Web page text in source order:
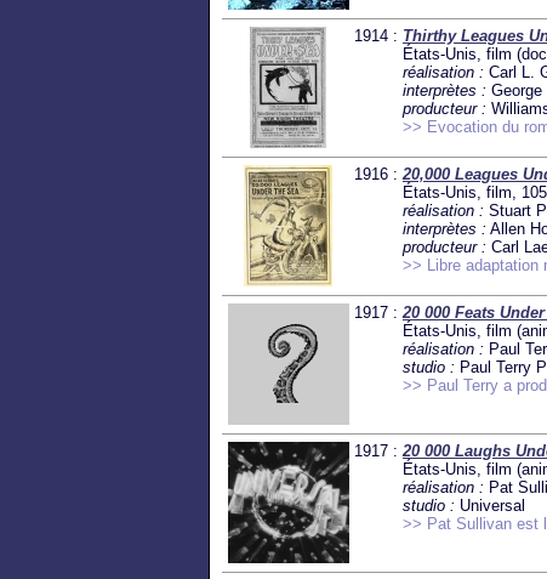
1914 : Thirthy Leagues
États-Unis, film
réalisation : Carl L.
interprètes :
producteur :
>> Evocation du
1916 : 20,000 Leagues
États-Unis, film,
réalisation : Stuart
interprètes : Allen
producteur : Carl
>> Libre adaptation
1917 : 20 000 Feats
États-Unis, film
réalisation : Paul
studio : Paul Terry
>> Paul Terry a
1917 : 20 000 Laughs
États-Unis, film
réalisation : Pat
studio : Universal
>> Pat Sullivan est